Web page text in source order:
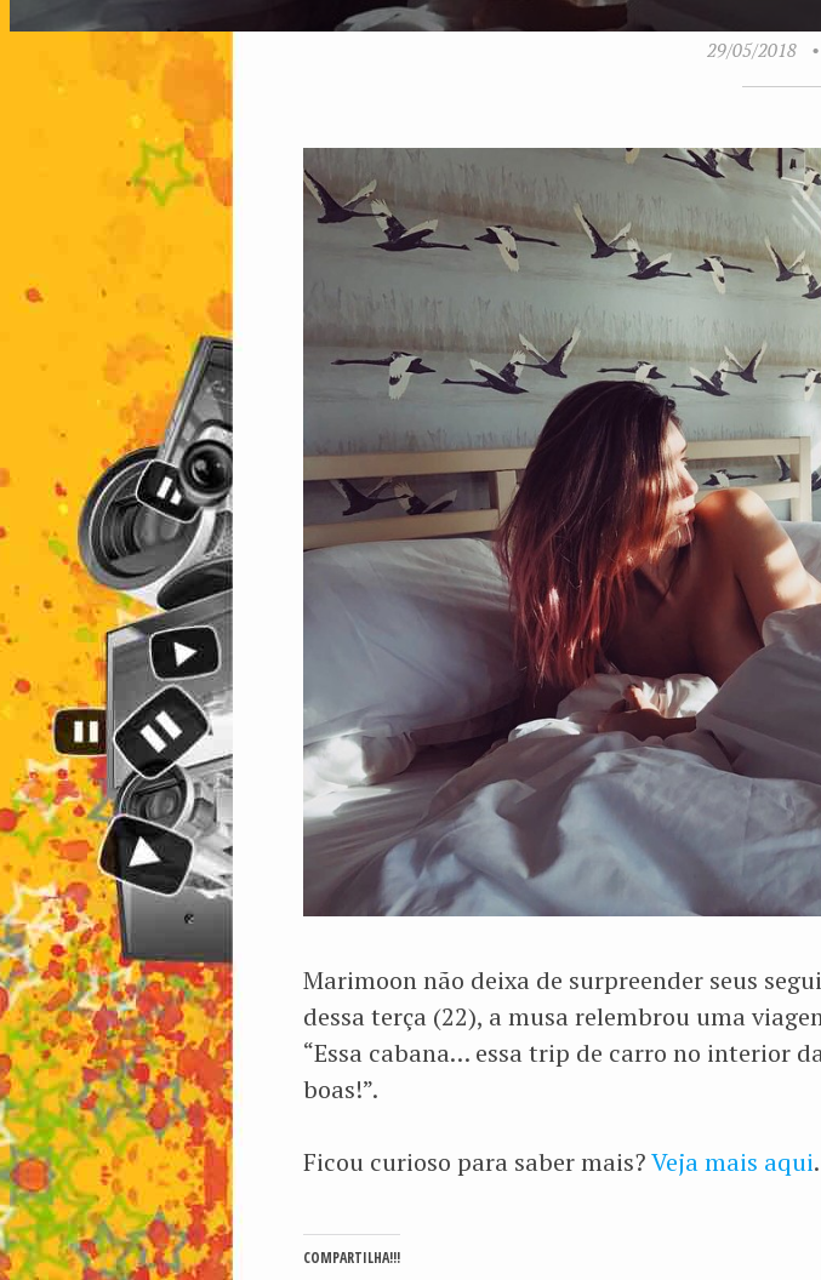
29/05/2018 •
Marimoon não deixa de surpreender seus
dessa terça (22), a musa relembrou uma
“Essa cabana… essa trip de carro no interior
boas!”.
Ficou curioso para saber mais?Veja mais aqui.
COMPARTILHA!!!